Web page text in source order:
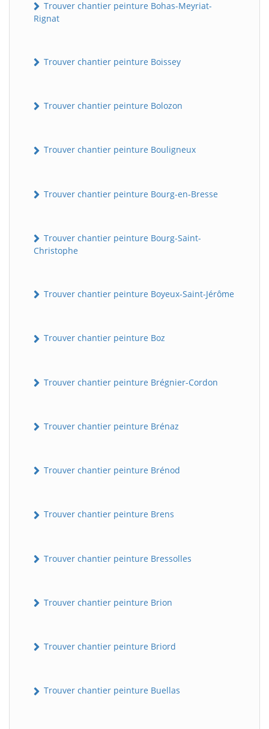
Trouver chantier peinture Bohas-Meyriat-
Rignat
Trouver chantier peinture Boissey
Trouver chantier peinture Bolozon
Trouver chantier peinture Bouligneux
Trouver chantier peinture Bourg-en-Bresse
Trouver chantier peinture Bourg-Saint-
Christophe
Trouver chantier peinture Boyeux-Saint-Jérôme
Trouver chantier peinture Boz
Trouver chantier peinture Brégnier-Cordon
Trouver chantier peinture Brénaz
Trouver chantier peinture Brénod
Trouver chantier peinture Brens
Trouver chantier peinture Bressolles
Trouver chantier peinture Brion
Trouver chantier peinture Briord
Trouver chantier peinture Buellas